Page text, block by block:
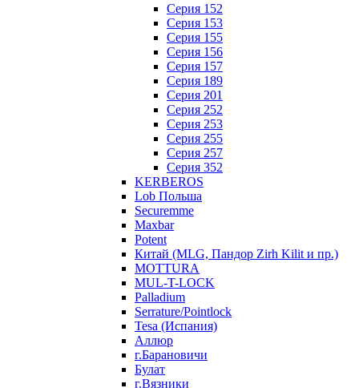
Серия 152
Серия 153
Серия 155
Серия 156
Серия 157
Серия 189
Серия 201
Серия 252
Серия 253
Серия 255
Серия 257
Серия 352
KERBEROS
Lob Польша
Securemme
Maxbar
Potent
Китай (MLG, Пандор Zirh Kilit и пр.)
MOTTURA
MUL-T-LOCK
Palladium
Serrature/Pointlock
Tesa (Испания)
Аллюр
г.Барановичи
Булат
г.Вязники